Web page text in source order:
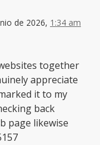
de 2026, 1:34 am
together
appreciate
it to my
back
page likewise